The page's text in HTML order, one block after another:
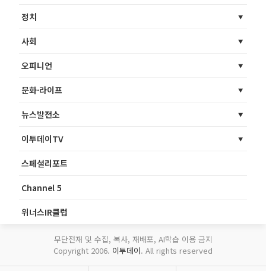
정치
사회
오피니언
문화·라이프
뉴스발전소
이투데이TV
스페셜리포트
Channel 5
위너스IR클럽
무단전재 및 수집, 복사, 재배포, AI학습 이용 금지
Copyright 2006. 이투데이. All rights reserved